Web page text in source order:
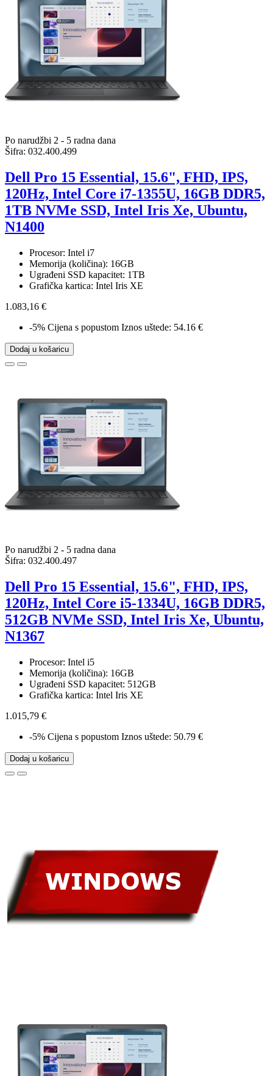
Po narudžbi 2 - 5 radna dana
Šifra: 032.400.499
Dell Pro 15 Essential, 15.6", FHD, IPS,
120Hz, Intel Core i7-1355U, 16GB DDR5,
1TB NVMe SSD, Intel Iris Xe, Ubuntu,
N1400
Procesor: Intel i7
Memorija (količina): 16GB
Ugrađeni SSD kapacitet: 1TB
Grafička kartica: Intel Iris XE
1.083,16 €
-5% Cijena s popustom Iznos uštede: 54.16 €
Dodaj u košaricu
Po narudžbi 2 - 5 radna dana
Šifra: 032.400.497
Dell Pro 15 Essential, 15.6", FHD, IPS,
120Hz, Intel Core i5-1334U, 16GB DDR5,
512GB NVMe SSD, Intel Iris Xe, Ubuntu,
N1367
Procesor: Intel i5
Memorija (količina): 16GB
Ugrađeni SSD kapacitet: 512GB
Grafička kartica: Intel Iris XE
1.015,79 €
-5% Cijena s popustom Iznos uštede: 50.79 €
Dodaj u košaricu